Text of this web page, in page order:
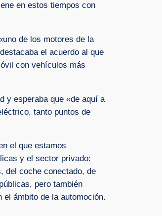
en estos tiempos con
de los motores de la
el acuerdo al que
con vehículos más
y esperaba que «de aquí a
tanto puntos de
el que estamos
y el sector privado:
del coche conectado, de
pero también
ámbito de la automoción.